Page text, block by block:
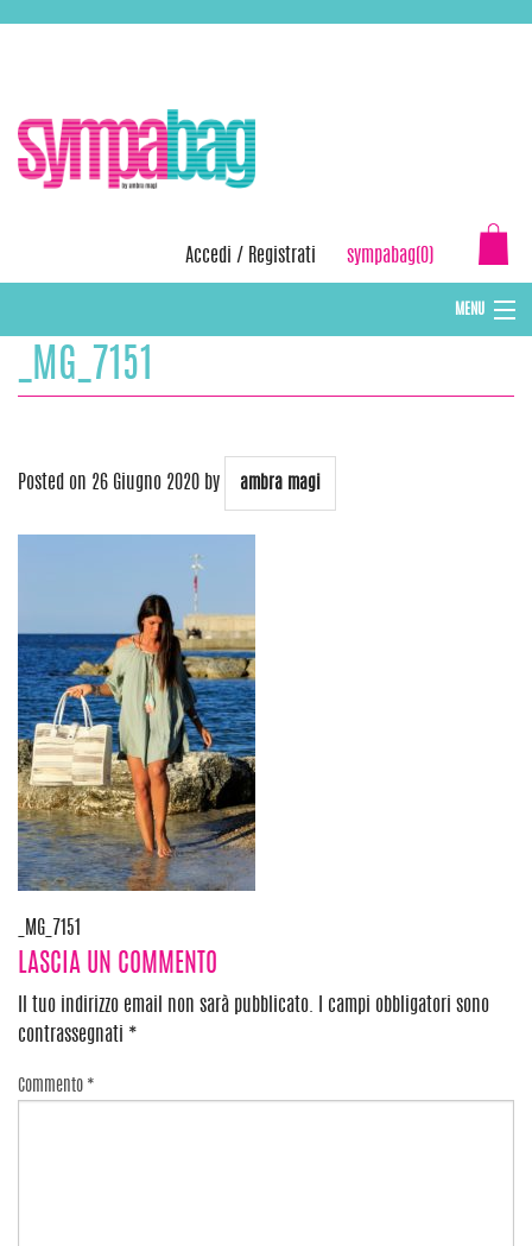
Accedi / Registrati sympabag(0)
MENU
CAPPELLI INVERNALI DONNA
_MG_7151
Posted on 26 Giugno 2020 by ambra magi
Navigazione
articoli
_MG_7151
LASCIA UN COMMENTO
Il tuo indirizzo email non sarà pubblicato.
I campi obbligatori sono
contrassegnati *
Commento *